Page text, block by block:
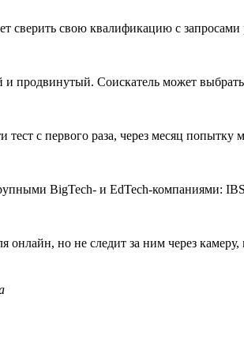
свою квалификацию с
продвинутый. Соискатель может
с первого раза, через месяц попытку
BigTech- и EdTech-компаниями:
онлайн, но не следит за ним через